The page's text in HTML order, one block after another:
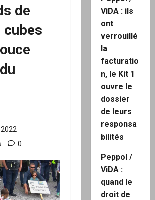
de
0
ViDA : ils
ont
verrouillé
la
facturatio
n, le Kit 1
ouvre le
dossier
de leurs
responsa
bilités
Peppol /
ViDA :
quand le
droit de